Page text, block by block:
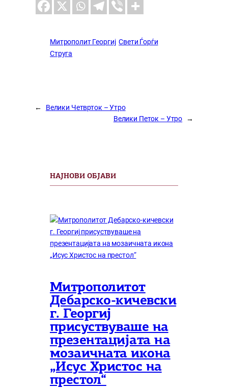
Митрополит Георгиј Свети Ѓорѓи
Струга
←
Велики Четврток – Утро
Велики Петок – Утро
→
НАЈНОВИ ОБЈАВИ
Митрополитот
Дебарско-кичевски
г. Георгиј
присуствуваше на
презентацијата на
мозаичната икона
„Исус Христос на
престол“